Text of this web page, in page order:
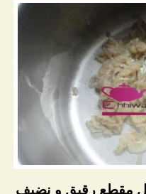
مقطع رقيق و نضيف